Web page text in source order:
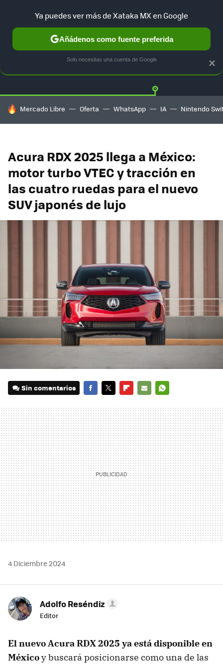
TESLA UBER AUTO ELECTRICO Twitter
HOY SE HABLA DE
Mercado Libre Oferta WhatsApp IA Nintendo
Acura RDX 2025 llega a México:
motor turbo VTEC y tracción en
las cuatro ruedas para el nuevo
SUV japonés de lujo
Sin comentarios
MAIL
4 Diciembre 2024
Adolfo Reséndiz
Editor
El nuevo Acura RDX 2025 ya está disponible en
Méxicoy buscará posicionarse como una de las
×
Ya puedes ver más de Xataka MX en Google
Añádenos como fuente preferida
Solo necesitas una cuenta de Google